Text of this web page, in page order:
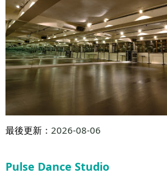
最後更新： 2026-08-06
Pulse Dance Studio